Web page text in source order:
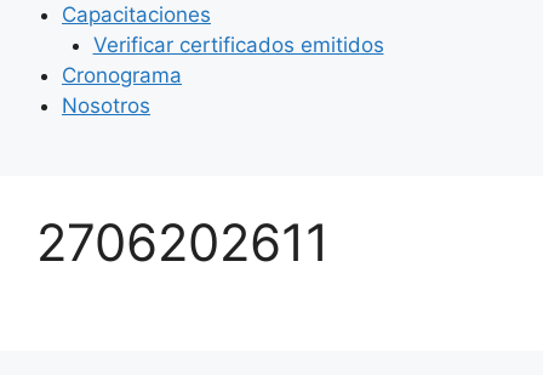
Capacitaciones
Verificar certificados emitidos
Cronograma
Nosotros
2706202611